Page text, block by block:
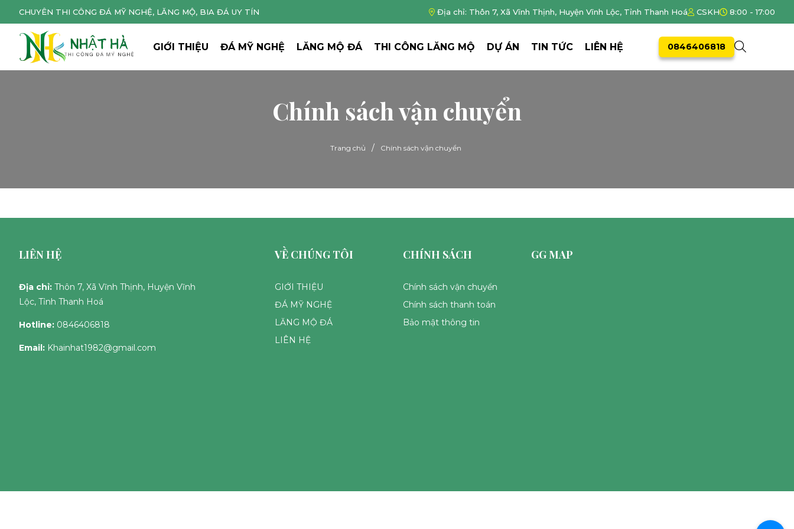
CHUYÊN THI CÔNG ĐÁ MỸ NGHỆ, LĂNG MỘ, BIA ĐÁ UY TÍN Địa chỉ: Thôn 7, Xã Vĩnh Thịnh, Huyện Vĩnh Lộc, Tỉnh Thanh Hoá CSKH 8:00 - 17:00
GIỚI THIỆU ĐÁ MỸ NGHỆ LĂNG MỘ ĐÁ THI CÔNG LĂNG MỘ DỰ ÁN TIN TỨC LIÊN HỆ 0846406818
Chính sách vận chuyển
Trang chủ / Chính sách vận chuyển
LIÊN HỆ
Địa chỉ: Thôn 7, Xã Vĩnh Thịnh, Huyện Vĩnh
Lộc, Tỉnh Thanh Hoá
Hotline: 0846406818
Email: Khainhat1982@gmail.com
VỀ CHÚNG TÔI
GIỚI THIỆU
ĐÁ MỸ NGHỆ
LĂNG MỘ ĐÁ
LIÊN HỆ
CHÍNH SÁCH
Chính sách vận chuyển
Chính sách thanh toán
Bảo mật thông tin
GG MAP